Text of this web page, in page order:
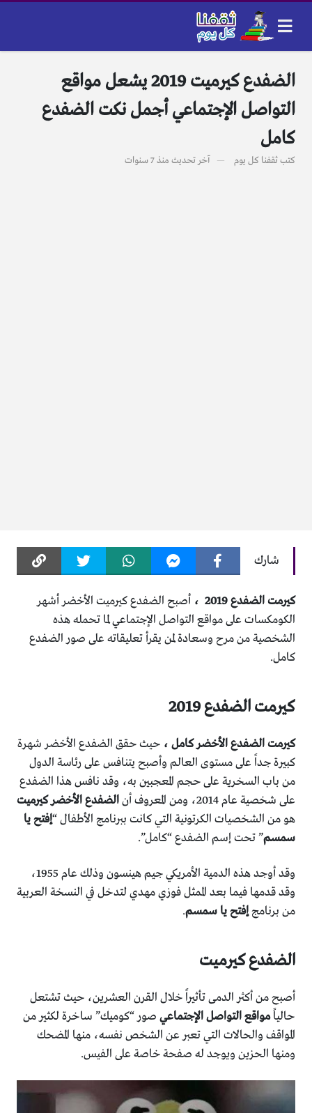
الضفدع كيرميت 2019 يشعل مواقع
التواصل الإجتماعي أجمل نكت الضفدع
كامل
كتبثقفنا كل يوم آخر تحديث منذ 7 سنوات
شارك
كيرمت الضفدع2019 ، أصبح الضفدع كيرميت الأخضر أشهر
الكومكسات على مواقع التواصل الإجتماعي لما تحمله هذه
الشخصية من مرح وسعادة لمن يقرأ تعليقاته على صور الضفدع
كامل.
كيرمت الضفدع 2019
كيرمت الضفدع الأخضر كامل ، حيث حقق الضفدع الأخضر شهرة
كبيرة جداً على مستوى العالم وأصبح يتنافس على رئاسة الدول
من باب السخرية على حجم المعجبين به، وقد نافس هذا الضفدع
على شخصية عام 2014، ومن المعروف أن
الضفدع الأخضر كيرميت
هو من الشخصيات الكرتونية التي كانت ببرنامج الأطفال “إفتح يا
سمسم” تحت إسم الضفدع “كامل”.
وقد أوجد هذه الدمية الأمريكي جيم هينسون وذلك عام 1955،
وقد قدمها فيما بعد الممثل فوزي مهدي لتدخل في النسخة العربية
من برنامجإفتح يا سمسم.
الضفدع كيرميت
أصبح من أكثر الدمى تأثيراً خلال القرن العشرين، حيث تشتعل
حالياًمواقع التواصل الإجتماعي صور “كوميك” ساخرة لكثير من
المواقف والحالات التي تعبر عن الشخص نفسه، منها المضحك
ومنها الحزين ويوجد له صفحة خاصة على الفيس.